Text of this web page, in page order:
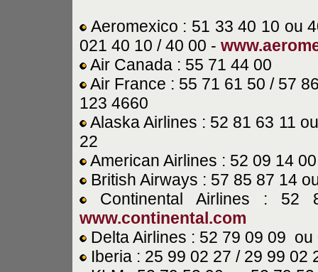
Aeromexico : 51 33 40 10 ou
021 40 10 / 40 00 -
Air Canada : 55 71 44 00
Air France : 55 71 61 50 / 57
123 4660
Alaska Airlines : 52 81 63 11
22
American Airlines : 52 09 14
British Airways : 57 85 87 14
Continental Airlines :
www.continental.com
Delta Airlines : 52 79 09 09
Iberia : 25 99 02 27 / 29 99 02